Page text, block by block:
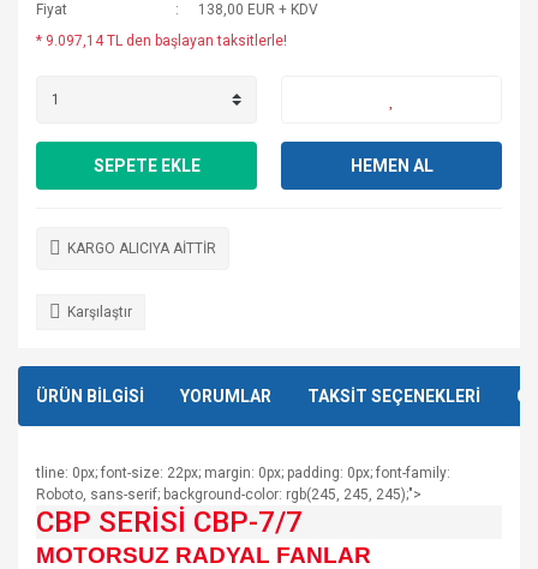
Fiyat
138,00 EUR + KDV
* 9.097,14 TL den başlayan taksitlerle!
SEPETE EKLE HEMEN AL
KARGO ALICIYA AİTTİR
Karşılaştır
ÜRÜN BİLGİSİ YORUMLAR TAKSİT SEÇENEKLERİ
tline: 0px; font-size: 22px; margin: 0px; padding: 0px; font-family:
Roboto, sans-serif; background-color: rgb(245, 245, 245);">
CBP SERİSİ CBP-7/7
MOTORSUZ RADYAL FANLAR